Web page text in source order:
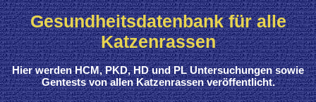
Gesundheitsdatenbank für alle
Katzenrassen
Hier werdenHCM, PKD, HD und PL Untersuchungen sowie
Gentestsvonallen Katzenrassenveröffentlicht.